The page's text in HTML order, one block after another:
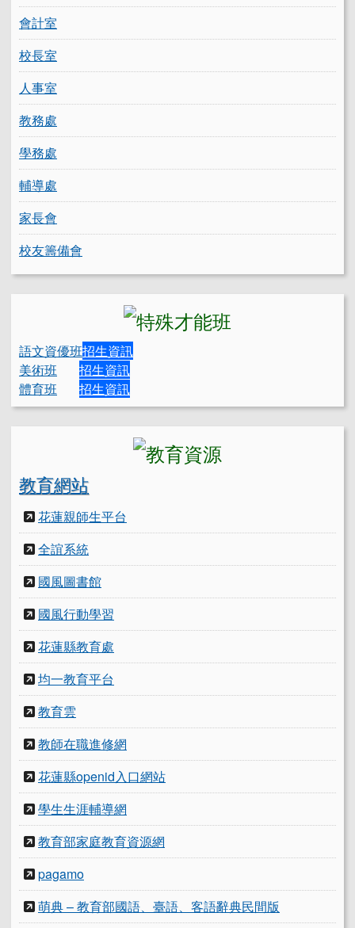
會計室
校長室
人事室
教務處
學務處
輔導處
家長會
校友籌備會
語文資優班招生資訊
美術班
招生資訊
體育班
招生資訊
教育網站
花蓮親師生平台
全誼系統
國風圖書館
國風行動學習
花蓮縣教育處
均一教育平台
教育雲
教師在職進修網
花蓮縣openid入口網站
學生生涯輔導網
教育部家庭教育資源網
pagamo
萌典 – 教育部國語、臺語、客語辭典民間版